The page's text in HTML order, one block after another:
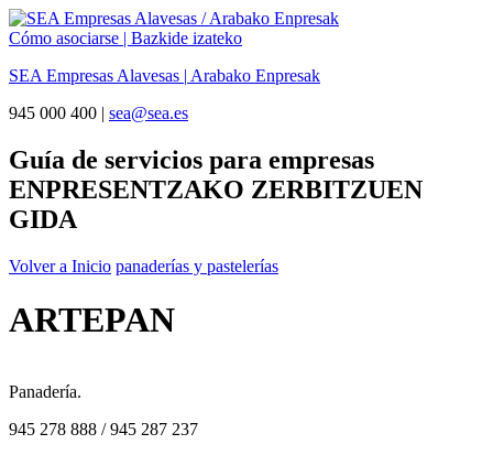
Cómo asociarse | Bazkide izateko
SEA Empresas Alavesas | Arabako Enpresak
945 000 400 | sea@sea.es
Guía de servicios para empresas
ENPRESENTZAKO ZERBITZUEN
GIDA
Volver a Inicio panaderías y pastelerías
ARTEPAN
Panadería.
945 278 888 / 945 287 237